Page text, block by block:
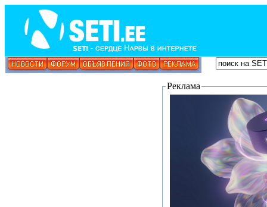
Реклама